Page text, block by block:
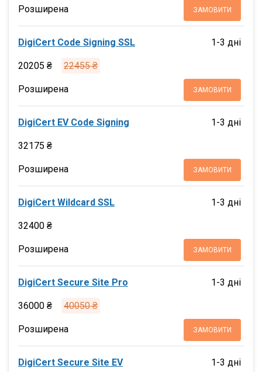
Розширена ЗАМОВИТИ
DigiCert Code Signing SSL
20205 ₴ 22455 ₴
1-3 дні
Розширена ЗАМОВИТИ
DigiCert EV Code Signing
32175 ₴
1-3 дні
Розширена ЗАМОВИТИ
DigiCert Wildcard SSL
32400 ₴
1-3 дні
Розширена ЗАМОВИТИ
DigiCert Secure Site Pro
36000 ₴ 40050 ₴
1-3 дні
Розширена ЗАМОВИТИ
DigiCert Secure Site EV 1-3 дні